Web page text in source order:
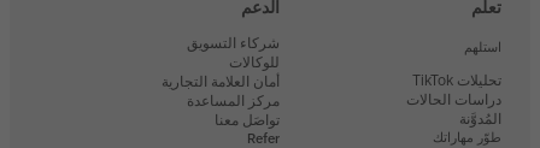
تعلّم
استلهم
تحليلات TikTok
دراسات الحالات
المُدوَّنة
طوّر مهاراتك
الدعم
شركاء التسويق
للوكالات
أمان العلامة التجارية
مركز المساعدة
تواصَل معنا
Refer